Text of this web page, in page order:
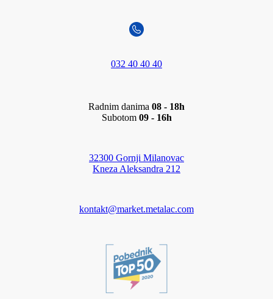
032 40 40 40
Radnim danima 08 - 18h
Subotom 09 - 16h
32300 Gornji Milanovac
Kneza Aleksandra 212
kontakt@market.metalac.com